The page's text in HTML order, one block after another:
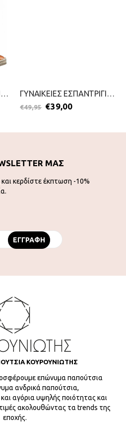
ΓΥΝΑΙΚΕΙΕΣ ΕΣΠΑΝΤΡΙΓΙΕΣ-MARCO TOZZI-2199-0030-ΠΟΡΤΟΚΑΛΙ ΓΥΝΑΙΚΕΙΕΣ ΕΣΠΑΝΤΡΙΓΙΕΣ-MARCO TOZZI-2199-0030-ΜΑΥΡΟ
€49,95 €39,00
ΜΑΣ
κερδίστε έκπτωση -10%
ΚΟΥΡΟΥΝΙΩΤΗΣ
επώνυμα παπούτσια
ανδρικά παπούτσια,
αγόρια υψηλής ποιότητας και
ακολουθώντας τα trends της
εποχής.